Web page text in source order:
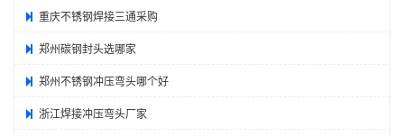
重庆不锈钢焊接三通采购
郑州碳钢封头选哪家
郑州不锈钢冲压弯头哪个好
浙江焊接冲压弯头厂家